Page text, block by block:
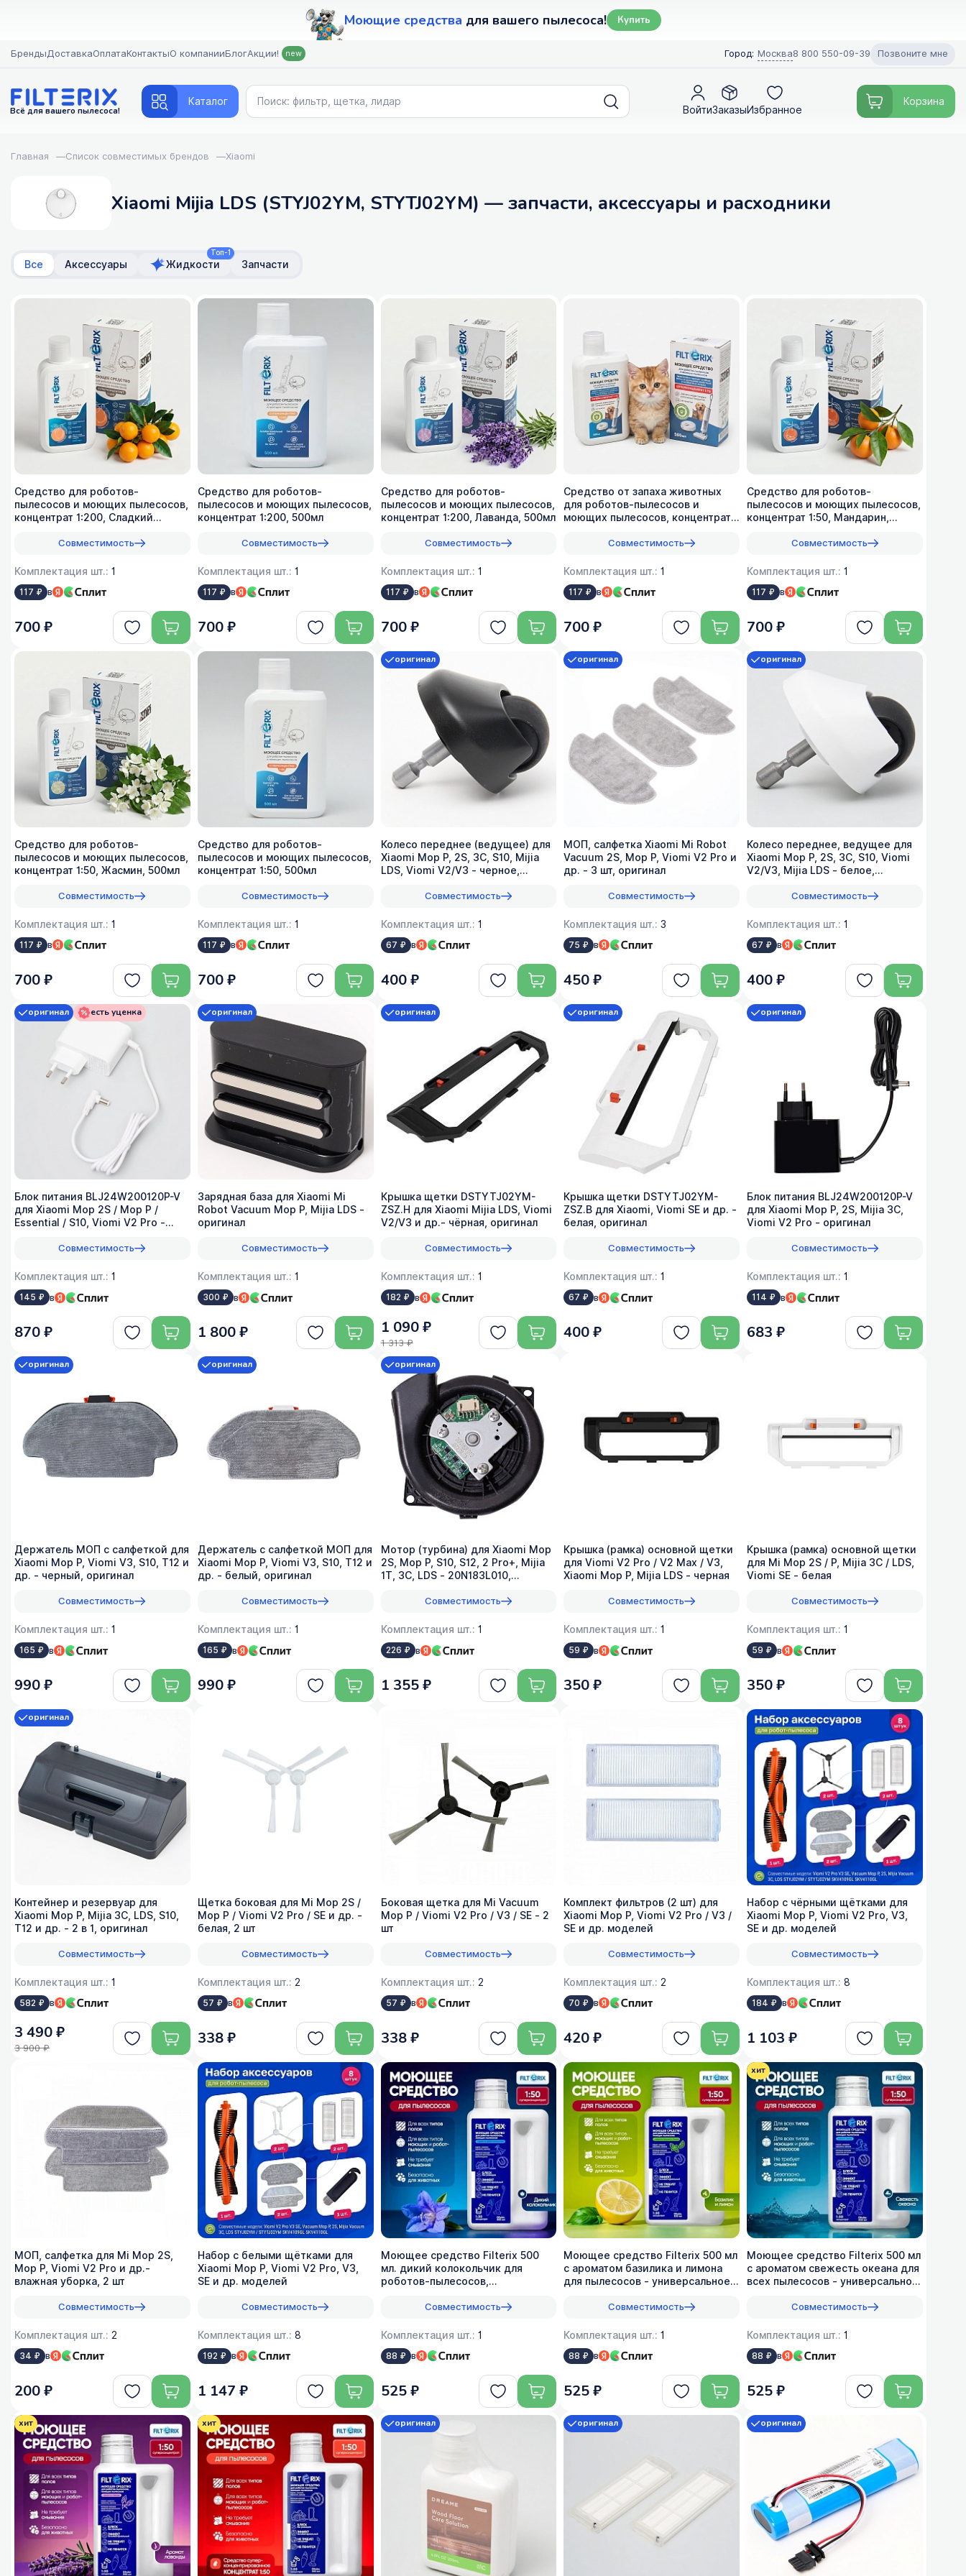
Моющие средства для вашего пылесоса! Купить
БрендыДоставкаОплатаКонтактыО компанииБлогАкции! new Город: Москва8 800 550-09-39 Позвоните мне
Всё для вашего пылесоса!
Каталог
ВойтиЗаказыИзбранное
Корзина
Главная —Список совместимых брендов —Xiaomi
Xiaomi Mijia LDS (STYJ02YM, STYTJ02YM) — запчасти, аксессуары и расходники
Все Аксессуары
Топ-1
Жидкости Запчасти
Средство для роботов-
пылесосов и моющих пылесосов,
концентрат 1:200, Сладкий
Совместимость
Комплектация шт.: 1
117 ₽ в
700 ₽
Средство для роботов-
пылесосов и моющих пылесосов,
концентрат 1:200, 500мл
Совместимость
Комплектация шт.: 1
117 ₽ в
700 ₽
Средство для роботов-
пылесосов и моющих пылесосов,
концентрат 1:200, Лаванда, 500мл
Совместимость
Комплектация шт.: 1
117 ₽ в
700 ₽
Средство от запаха животных
для роботов-пылесосов и
моющих пылесосов, концентрат
Совместимость
Комплектация шт.:1
117 ₽ в
700 ₽
Средство для роботов-
пылесосов и моющих пылесосов,
концентрат 1:50, Мандарин,
Совместимость
Комплектация шт.:1
117 ₽ в
700 ₽
Средство для роботов-
пылесосов и моющих пылесосов,
концентрат 1:50, Жасмин, 500мл
Совместимость
Комплектация шт.: 1
117 ₽ в
700 ₽
Средство для роботов-
пылесосов и моющих пылесосов,
концентрат 1:50, 500мл
Совместимость
Комплектация шт.: 1
117 ₽ в
700 ₽
Колесо переднее (ведущее) для
Xiaomi Mop P, 2S, 3C, S10, Mijia
LDS, Viomi V2/V3 - черное,
Совместимость
Комплектация шт.: 1
67 ₽ в
оригинал
400 ₽
МОП, салфетка Xiaomi Mi Robot
Vacuum 2S, Mop P, Viomi V2 Pro и
др. - 3 шт, оригинал
Совместимость
Комплектация шт.:3
75 ₽ в
оригинал
450 ₽
Колесо переднее, ведущее для
Xiaomi Mop P, 2S, 3C, S10, Viomi
V2/V3, Mijia LDS - белое,
Совместимость
Комплектация шт.:1
67 ₽ в
оригинал
400 ₽
Блок питания BLJ24W200120P-V
для Xiaomi Mop 2S / Mop P /
Essential / S10, Viomi V2 Pro -
Совместимость
Комплектация шт.: 1
145 ₽ в
оригинал есть уценка
870 ₽
Зарядная база для Xiaomi Mi
Robot Vacuum Mop P, Mijia LDS -
оригинал
Совместимость
Комплектация шт.: 1
300 ₽ в
оригинал
1 800 ₽
Крышка щетки DSTYTJ02YM-
ZSZ.H для Xiaomi Mijia LDS, Viomi
V2/V3 и др.- чёрная, оригинал
Совместимость
Комплектация шт.: 1
182 ₽ в
оригинал
1 090 ₽
1 313 ₽
Крышка щетки DSTYTJ02YM-
ZSZ.B для Xiaomi, Viomi SE и др. -
белая, оригинал
Совместимость
Комплектация шт.:1
67 ₽ в
оригинал
400 ₽
Блок питания BLJ24W200120P-V
для Xiaomi Mop P, 2S, Mijia 3C,
Viomi V2 Pro - оригинал
Совместимость
Комплектация шт.:1
114 ₽ в
оригинал
683 ₽
Держатель МОП с салфеткой для
Xiaomi Mop P, Viomi V3, S10, T12 и
др. - черный, оригинал
Совместимость
Комплектация шт.: 1
165 ₽ в
оригинал
990 ₽
Держатель с салфеткой МОП для
Xiaomi Mop P, Viomi V3, S10, T12 и
др. - белый, оригинал
Совместимость
Комплектация шт.: 1
165 ₽ в
оригинал
990 ₽
Мотор (турбина) для Xiaomi Mop
2S, Mop P, S10, S12, 2 Pro+, Mijia
1T, 3C, LDS - 20N183L010,
Совместимость
Комплектация шт.: 1
226 ₽ в
оригинал
1 355 ₽
Крышка (рамка) основной щетки
для Viomi V2 Pro / V2 Max / V3,
Xiaomi Mop P, Mijia LDS - черная
Совместимость
Комплектация шт.:1
59 ₽ в
350 ₽
Крышка (рамка) основной щетки
для Mi Mop 2S / P, Mijia 3C / LDS,
Viomi SE - белая
Совместимость
Комплектация шт.:1
59 ₽ в
350 ₽
Контейнер и резервуар для
Xiaomi Mop P, Mijia 3C, LDS, S10,
T12 и др. - 2 в 1, оригинал
Совместимость
Комплектация шт.: 1
582 ₽ в
оригинал
3 490 ₽
3 900 ₽
Щетка боковая для Mi Mop 2S /
Mop P / Viomi V2 Pro / SE и др. -
белая, 2 шт
Совместимость
Комплектация шт.: 2
57 ₽ в
338 ₽
Боковая щетка для Mi Vacuum
Mop P / Viomi V2 Pro / V3 / SE - 2
шт
Совместимость
Комплектация шт.: 2
57 ₽ в
338 ₽
Комплект фильтров (2 шт) для
Xiaomi Mop P, Viomi V2 Pro / V3 /
SE и др. моделей
Совместимость
Комплектация шт.:2
70 ₽ в
420 ₽
Набор с чёрными щётками для
Xiaomi Mop P, Viomi V2 Pro, V3,
SE и др. моделей
Совместимость
Комплектация шт.:8
184 ₽ в
1 103 ₽
МОП, салфетка для Mi Mop 2S,
Mop P, Viomi V2 Pro и др.-
влажная уборка, 2 шт
Совместимость
Комплектация шт.: 2
34 ₽ в
200 ₽
Набор с белыми щётками для
Xiaomi Mop P, Viomi V2 Pro, V3,
SE и др. моделей
Совместимость
Комплектация шт.: 8
192 ₽ в
1 147 ₽
Моющее средство Filterix 500
мл. дикий колокольчик для
роботов-пылесосов,
Совместимость
Комплектация шт.: 1
88 ₽ в
525 ₽
Моющее средство Filterix 500 мл
с ароматом базилика и лимона
для пылесосов - универсальное,
Совместимость
Комплектация шт.:1
88 ₽ в
525 ₽
Моющее средство Filterix 500 мл
с ароматом свежесть океана для
всех пылеcосов - универсальное,
Совместимость
Комплектация шт.:1
88 ₽ в
хит
525 ₽
хит хит оригинал оригинал оригинал